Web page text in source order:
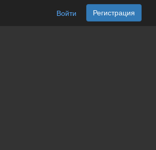
Войти Регистрация